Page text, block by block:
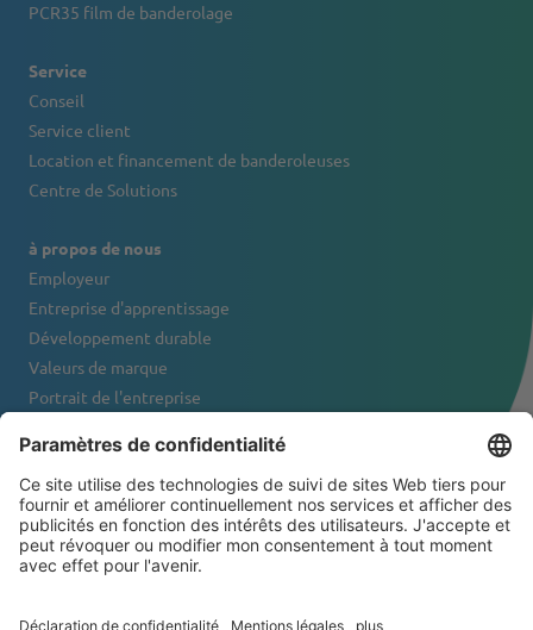
PCR35 film de banderolage
Service
Conseil
Service client
Location et financement de banderoleuses
Centre de Solutions
à propos de nous
Employeur
Entreprise d'apprentissage
Développement durable
Valeurs de marque
Portrait de l'entreprise
Contact
NEWSLETTER